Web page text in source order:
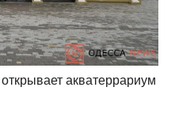
акватеррариум